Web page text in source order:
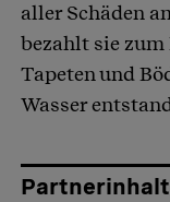
aller Schäden
bezahlt sie zum
Tapeten und
Wasser